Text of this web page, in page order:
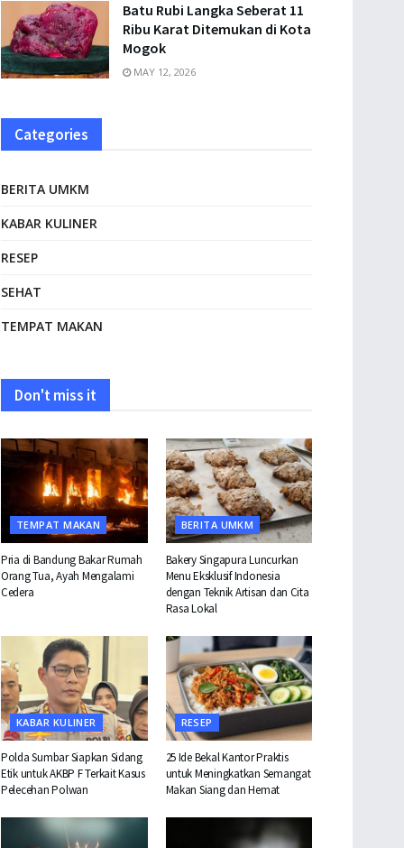
Batu Rubi Langka Seberat 11
Ribu Karat Ditemukan di Kota
Mogok
MAY 12, 2026
Categories
BERITA UMKM
KABAR KULINER
RESEP
SEHAT
TEMPAT MAKAN
Don't miss it
TEMPAT MAKAN
Pria di Bandung Bakar Rumah
Orang Tua, Ayah Mengalami
Cedera
BERITA UMKM
Bakery Singapura Luncurkan
Menu Eksklusif Indonesia
dengan Teknik Artisan dan Cita
Rasa Lokal
KABAR KULINER
Polda Sumbar Siapkan Sidang
Etik untuk AKBP F Terkait Kasus
Pelecehan Polwan
RESEP
25 Ide Bekal Kantor Praktis
untuk Meningkatkan Semangat
Makan Siang dan Hemat